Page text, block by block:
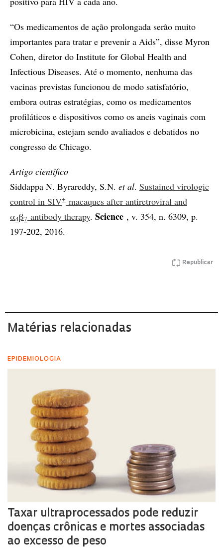
“Os medicamentos de ação prolongada serão muito
importantes para tratar e prevenir a Aids”, disse Myron
Cohen, diretor do Institute for Global Health and
Infectious Diseases. Até o momento, nenhuma das
vacinas previstas funcionou de modo satisfatório,
embora outras estratégias, como os medicamentos
profiláticos e dispositivos como os aneis vaginais com
microbicina, estejam sendo avaliados e debatidos no
congresso de Chicago.
Artigo científico
Siddappa N. Byrareddy, S.N. et al. Sustained virologic
control in SIV+ macaques after antiretroviral and
α4β7 antibody therapy. Science , v. 354, n. 6309, p.
197-202, 2016.
Republicar